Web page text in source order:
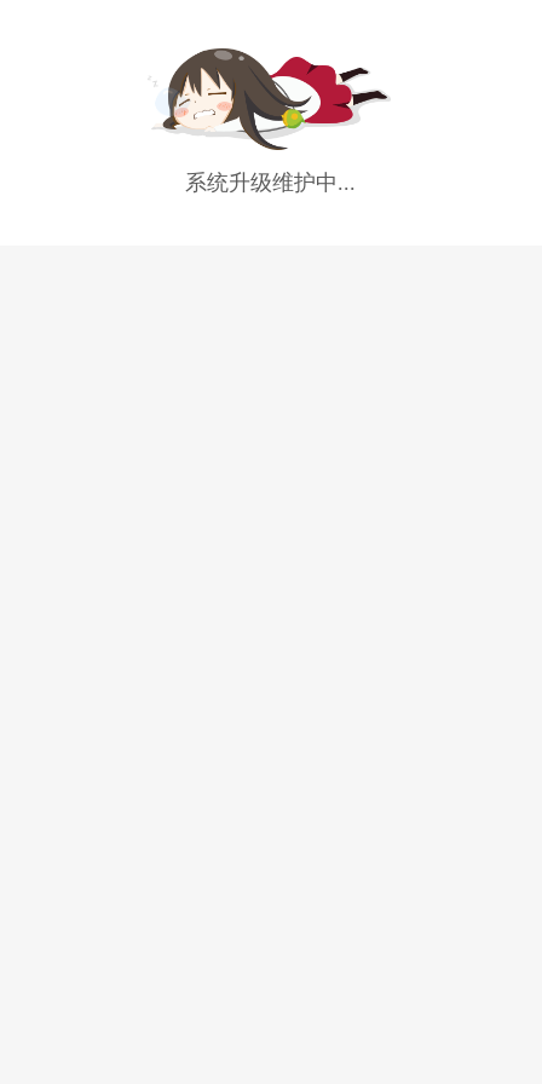
系统升级维护中...